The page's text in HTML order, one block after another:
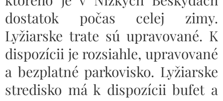
dostatok počas celej zimy.
Lyžiarske trate sú upravované. K
dispozícii je rozsiahle, upravované
a bezplatné parkovisko. Lyžiarske
stredisko má k dispozícii bufet a